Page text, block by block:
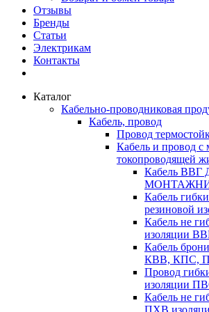
Отзывы
Бренды
Статьи
Электрикам
Контакты
Каталог
Кабельно-проводниковая
Кабель, провод
Провод
Кабель и провод с
токопроводящей
Кабель ВВГ
Кабель
резиновой
Кабель не
изоляции
Кабель
КВВ, КПС,
Провод
изоляции
Кабель не
ПХВ